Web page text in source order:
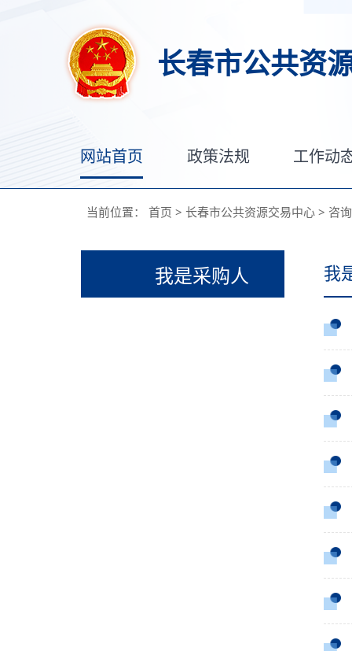
长春市公共资
网站首页 政策法规 工作动
当前位置： 首页 > 长春市公共资源交易中心 > 咨
我是采购人 我